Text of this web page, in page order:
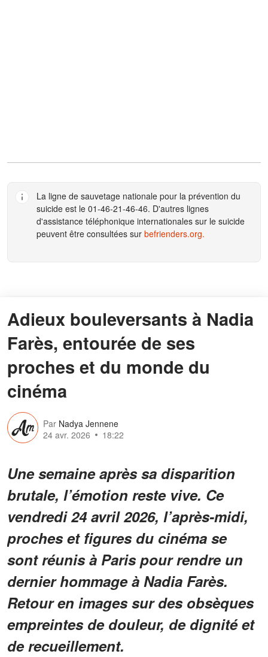
La ligne de sauvetage nationale pour la prévention du
suicide est le 01-46-21-46-46. D'autres lignes
d'assistance téléphonique internationales sur le suicide
peuvent être consultées sur befrienders.org.
Adieux bouleversants à Nadia
Farès, entourée de ses
proches et du monde du
cinéma
Par Nadya Jennene
24 avr. 2026
18:22
Une semaine après sa disparition
brutale, l’émotion reste vive. Ce
vendredi 24 avril 2026, l’après-midi,
proches et figures du cinéma se
sont réunis à Paris pour rendre un
dernier hommage à Nadia Farès.
Retour en images sur des obsèques
empreintes de douleur, de dignité et
de recueillement.